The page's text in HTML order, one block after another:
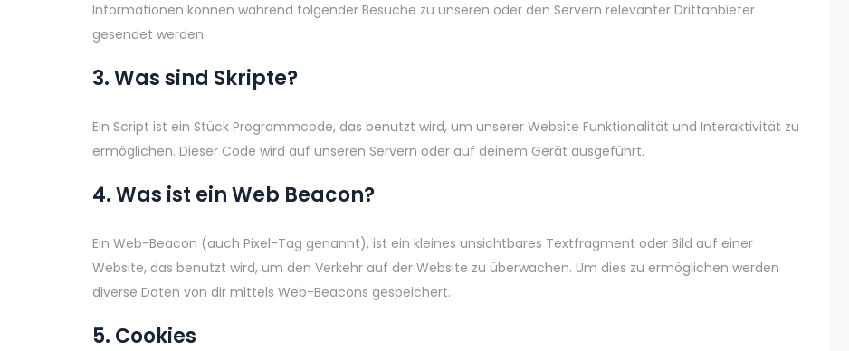
Informationen können während folgender Besuche zu unseren oder den Servern relevanter Drittanbieter
gesendet werden.
3. Was sind Skripte?
Ein Script ist ein Stück Programmcode, das benutzt wird, um unserer Website Funktionalität und Interaktivität zu
ermöglichen. Dieser Code wird auf unseren Servern oder auf deinem Gerät ausgeführt.
4. Was ist ein Web Beacon?
Ein Web-Beacon (auch Pixel-Tag genannt), ist ein kleines unsichtbares Textfragment oder Bild auf einer
Website, das benutzt wird, um den Verkehr auf der Website zu überwachen. Um dies zu ermöglichen werden
diverse Daten von dir mittels Web-Beacons gespeichert.
5. Cookies